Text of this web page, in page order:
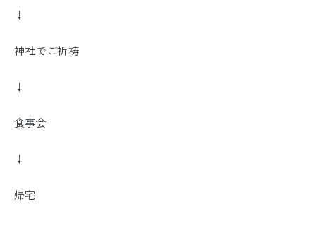
↓
神社でご祈祷
↓
食事会
↓
帰宅